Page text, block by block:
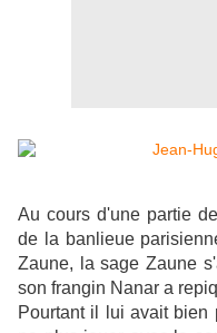
Au cours d'une partie
de la banlieue
Zaune, la sage Zaune
son frangin Nanar a
Pourtant il lui avait bien